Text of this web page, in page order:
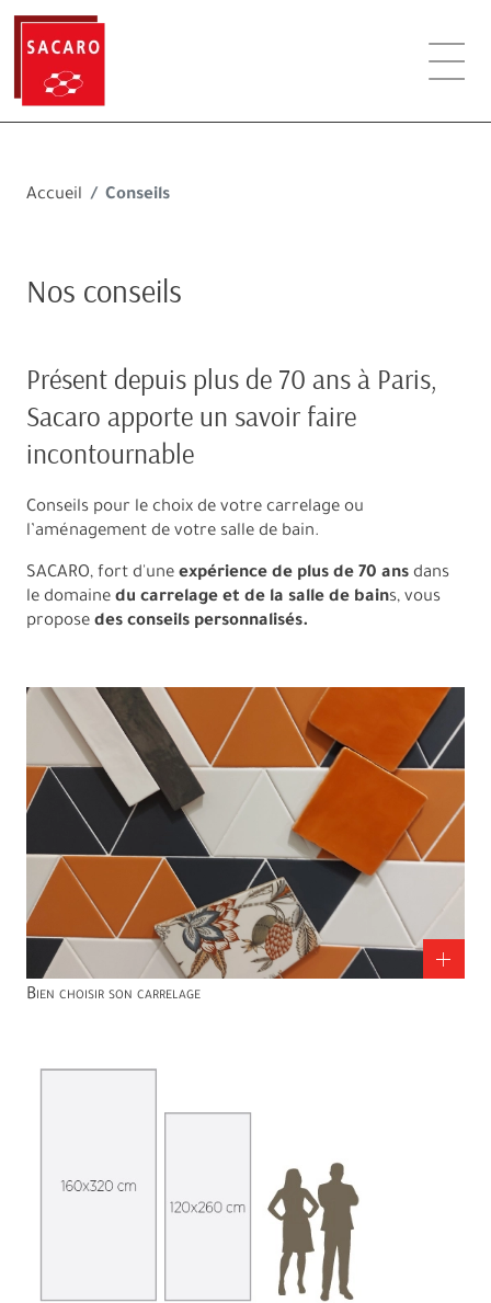
Accueil Conseils
Nos conseils
Présent depuis plus de 70 ans à Paris,
Sacaro apporte un savoir faire
incontournable
Conseils pour le choix de votre carrelage ou
l’aménagement de votre salle de bain.
SACARO, fort d'une expérience de plus de 70 ans dans
le domaine du carrelage et de la salle de bains, vous
propose des conseils personnalisés.
Bien choisir son carrelage